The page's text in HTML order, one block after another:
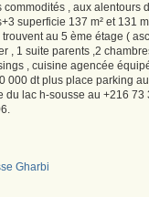
, aux alentours
superficie 137 m² et 131
au 5 ème étage (
, 1 suite parents ,2
, cuisine agencée
000 dt plus place parking
du lac h-sousse au +216 73
Gharbi